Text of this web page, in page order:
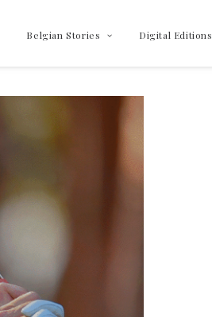
Belgian Stories Digital Editions